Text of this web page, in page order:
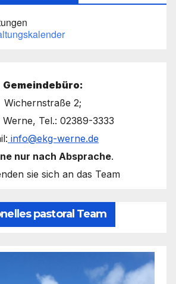
Gemeindebüro:
Wichernstraße 2;
Tel.: 02389-3333
info@ekg-werne.de
nur nach Absprache.
sie sich an das Team
pastoral Team